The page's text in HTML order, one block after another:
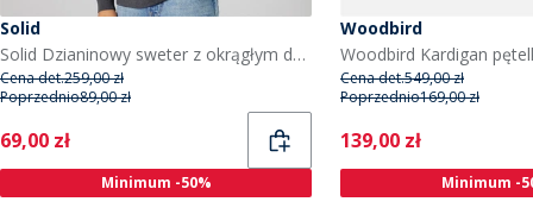
Solid
Solid Dzianinowy sweter z okrągłym dekoltem dla niego w kolorze ciemnoszarym melanżowym kolor Dar Grey M
Cena det.259,00 zł
Poprzednio89,00 zł
Current
69,00 zł
Minimum -50%
Woodbird
Cena det.549,00 zł
Poprzednio169,00 zł
Current
139,00 zł
Minimum -